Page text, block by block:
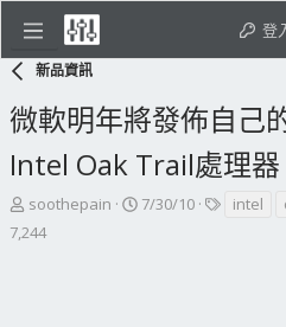
登
新品資訊
微軟明年將發佈自己
Intel Oak Trail處理器
主
題
soothepain
開
7/30/10
標intel
7,244